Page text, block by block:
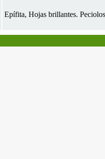
Epífita, Hojas brillantes.